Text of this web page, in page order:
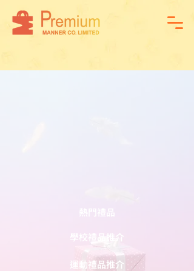
熱門禮品
學校禮品推介
運動禮品推介